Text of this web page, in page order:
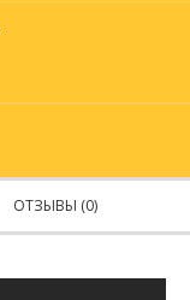
ОТЗЫВЫ (0)